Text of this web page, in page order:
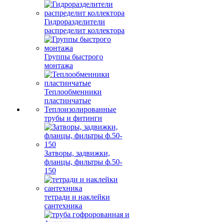
Гидроразделители
распределит коллектора
Группы быстрого
монтажа
Теплообменники
пластинчатые
Теплоизолированные
трубы и фитинги
Затворы, задвижки,
фланцы, фильтры ф.50-
150
тетради и наклейки
сантехника